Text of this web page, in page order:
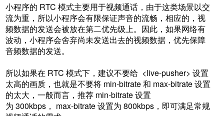
小程序的 RTC 模式主要用于视频通话，由于这类场景以交
流为重，所以小程序会有限保证声音的流畅，相应的，视
频数据的发送会被放在第二优先级上。因此，如果网络有
波动，小程序会舍弃尚未发送出去的视频数据，优先保障
音频数据的发送。
所以如果在 RTC 模式下，建议不要给 <live-pusher> 设置
太高的画质，也就是不要将 min-bitrate 和 max-bitrate 设置
的太大，一般而言，推荐 min-bitrate 设置
为 300kbps， max-bitrate 设置为 800kbps，即可满足常规